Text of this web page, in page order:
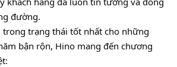
đường.
trạng thái tốt nhất cho những
bận rộn, Hino mang đến chương